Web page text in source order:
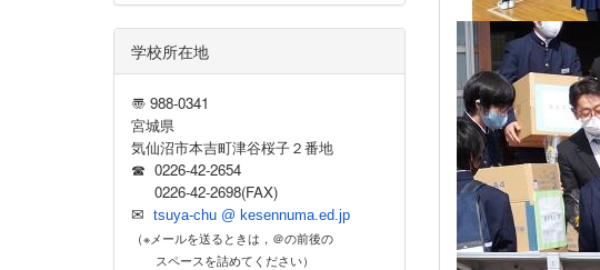
学校所在地
〠 988-0341
宮城県
気仙沼市本吉町津谷桜子２番地
☎ 0226-42-2654
0226-42-2698(FAX)
✉ tsuya-chu @ kesennuma.ed.jp
（※メールを送るときは，＠の前後の
スペースを詰めてください）